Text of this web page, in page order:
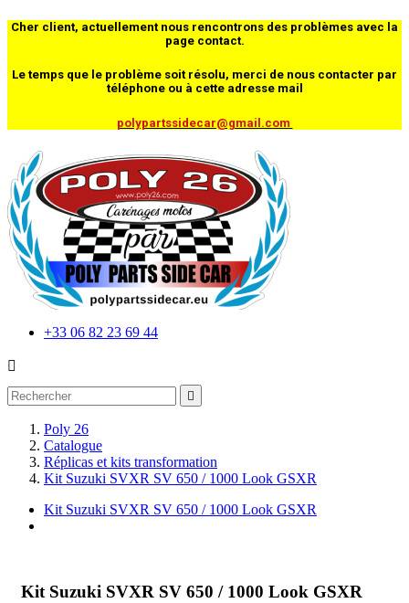
Cher client, actuellement nous rencontrons des problèmes avec la
page contact.
Le temps que le problème soit résolu, merci de nous contacter par
téléphone ou à cette adresse mail
polypartssidecar@gmail.com
+33 06 82 23 69 44


Poly 26
Catalogue
Réplicas et kits transformation
Kit Suzuki SVXR SV 650 / 1000 Look GSXR
Kit Suzuki SVXR SV 650 / 1000 Look GSXR
Kit Suzuki SVXR SV 650 / 1000 Look GSXR